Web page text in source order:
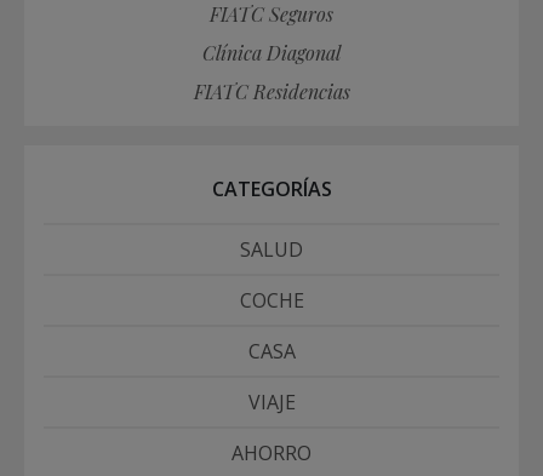
FIATC Seguros
Clínica Diagonal
FIATC Residencias
CATEGORÍAS
SALUD
COCHE
CASA
VIAJE
AHORRO